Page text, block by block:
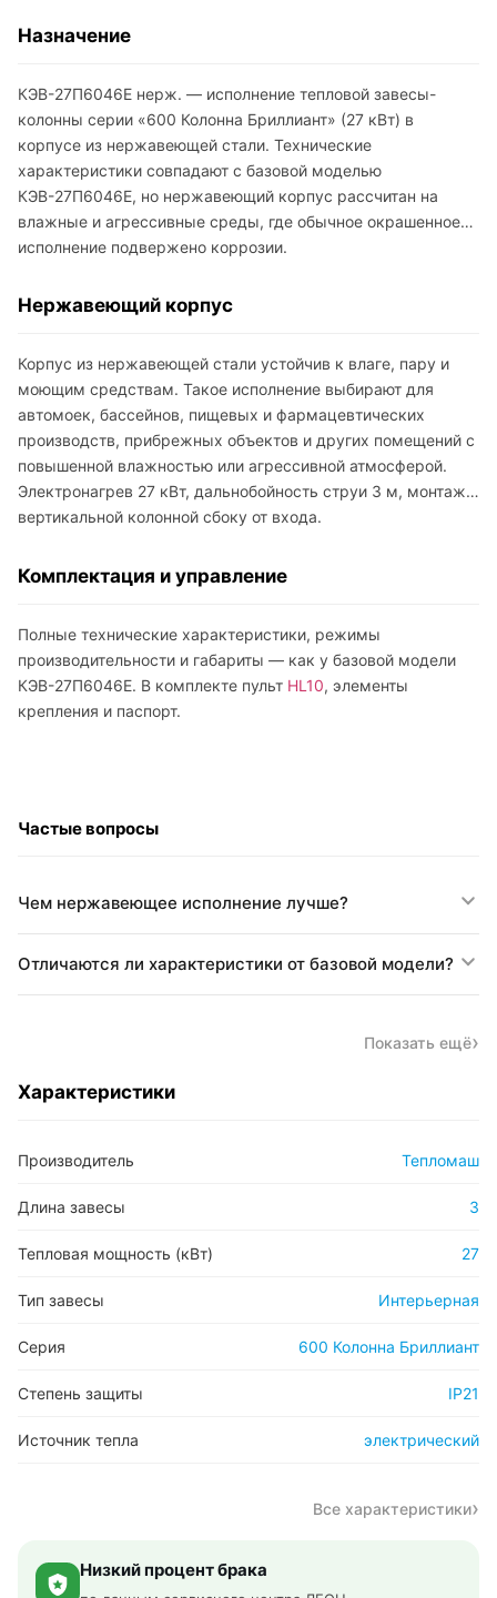
Назначение
КЭВ-27П6046E нерж. — исполнение тепловой завесы-
колонны серии «600 Колонна Бриллиант» (27 кВт) в
корпусе из нержавеющей стали. Технические
характеристики совпадают с базовой моделью
КЭВ-27П6046E, но нержавеющий корпус рассчитан на
влажные и агрессивные среды, где обычное окрашенное
исполнение подвержено коррозии.
Нержавеющий корпус
Корпус из нержавеющей стали устойчив к влаге, пару и
моющим средствам. Такое исполнение выбирают для
автомоек, бассейнов, пищевых и фармацевтических
производств, прибрежных объектов и других помещений с
повышенной влажностью или агрессивной атмосферой.
Электронагрев 27 кВт, дальнобойность струи 3 м, монтаж
вертикальной колонной сбоку от входа.
Комплектация и управление
Полные технические характеристики, режимы
производительности и габариты — как у базовой модели
КЭВ-27П6046E. В комплекте пульт HL10, элементы
крепления и паспорт.
Частые вопросы
Чем нержавеющее исполнение лучше?
Отличаются ли характеристики от базовой модели?
Показать ещё
Характеристики
Производитель Тепломаш
Длина завесы 3
Тепловая мощность (кВт) 27
Тип завесы Интерьерная
Серия 600 Колонна Бриллиант
Степень защиты IP21
Источник тепла электрический
Все характеристики
Низкий процент брака